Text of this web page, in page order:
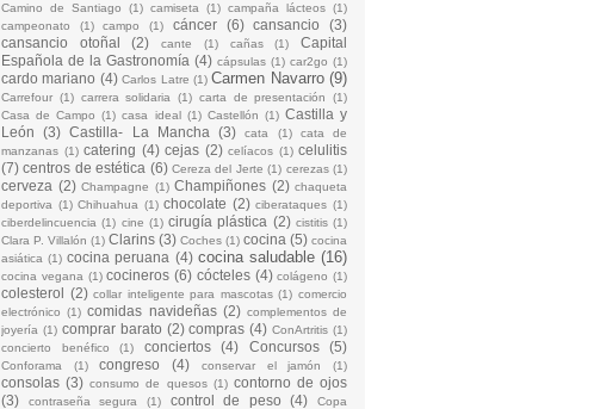
Camino de Santiago
(1) camiseta (1) campaña lácteos (1)
campeonato
(1) campo (1) cáncer (6) cansancio
(3)
cansancio otoñal
(2) cante (1) cañas (1)
Capital
Española de la Gastronomía (4) cápsulas (1) car2go (1)
cardo mariano (4) Carlos Latre (1) Carmen Navarro (9)
Carrefour (1) carrera solidaria (1) carta de presentación
(1)
Casa de Campo (1) casa ideal (1) Castellón (1) Castilla y
León
(3) Castilla- La Mancha (3) cata (1)
cata de
manzanas (1) catering (4) cejas (2) celíacos (1) celulitis
(7) centros de estética (6) Cereza del Jerte (1) cerezas (1)
cerveza (2) Champagne (1) Champiñones (2) chaqueta
deportiva (1) Chihuahua (1) chocolate (2) ciberataques (1)
ciberdelincuencia (1) cine (1) cirugía plástica (2) cistitis (1)
Clara P. Villalón (1) Clarins (3) Coches (1) cocina (5) cocina
asiática (1) cocina peruana (4) cocina saludable (16)
cocina vegana (1) cocineros (6) cócteles (4) colágeno (1)
colesterol (2) collar inteligente para mascotas (1) comercio
electrónico (1) comidas navideñas (2) complementos de
joyería (1) comprar barato (2) compras (4) ConArtritis (1)
concierto benéfico
(1) conciertos (4) Concursos (5)
Conforama (1) congreso (4) conservar el jamón (1)
consolas (3) consumo de quesos (1) contorno de ojos
(3)
contraseña segura (1) control de peso (4)
Copa